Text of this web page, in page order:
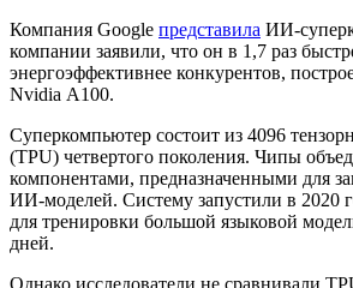
Компания Google представила ИИ-
компании заявили, что он в 1,7 раз
энергоэффективнее конкурентов,
Nvidia А100.
Суперкомпьютер состоит из 4096
(TPU) четвертого поколения. Чипы
компонентами, предназначенными для
ИИ-моделей. Систему запустили в 2020
для тренировки большой языковой
дней.
Однако исследователи не сравнивали